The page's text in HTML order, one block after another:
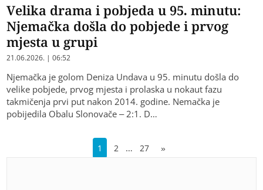
Velika drama i pobjeda u 95. minutu:
Njemačka došla do pobjede i prvog
mjesta u grupi
21.06.2026. | 06:52
Njemačka je golom Deniza Undava u 95. minutu došla do
velike pobjede, prvog mjesta i prolaska u nokaut fazu
takmičenja prvi put nakon 2014. godine. Nemačka je
pobijedila Obalu Slonovače – 2:1. D…
1 2 … 27 »